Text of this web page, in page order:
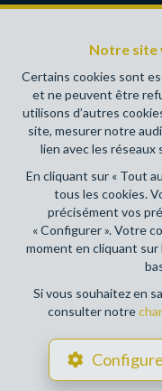
Notre site
Certains cookies sont
et ne peuvent être
utilisons d’autres
site, mesurer notre
lien avec les réseaux
En cliquant sur « Tout
tous les cookies.
précisément vos
« Configurer ». Votre
moment en cliquant sur
Si vous souhaitez en
consulter notre
Belgique- Instance
(+32 2 505 38
RC professionnelle
Place du Trône 1,
Couverture valable
Conditions générales
Charte de la protection de la
Configuration des cookies
POWERED BY